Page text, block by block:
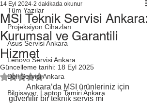
Tüm Yazılar
Projeksiyon Cihazları
Asus Servisi Ankara
Lenovo Servisi Ankara
Dell Servisi Ankara
Bilgisayar, Laptop Tamiri Ankara
MSI Teknik Servisi Ankara:
Kurumsal ve Garantili
Hizmet
14 Eyl 2024 2 dakikada okunur
Güncelleme tarihi: 18 Eyl 2025
5 üzerinden NaN yıldız
güvenilir bir teknik servis mi